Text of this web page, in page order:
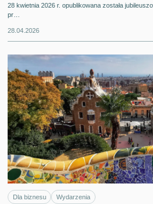
28 kwietnia 2026 r. opublikowana została
pr…
28.04.2026
Dla biznesu Wydarzenia